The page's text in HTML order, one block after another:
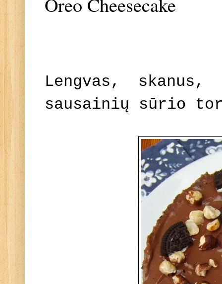
Lengvas,
sausainių sūrio